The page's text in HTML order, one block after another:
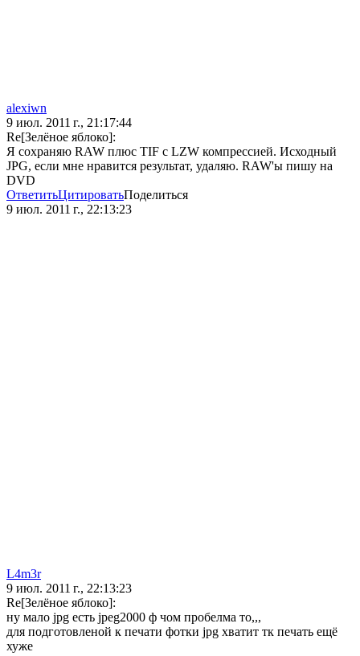
alexiwn
9 июл. 2011 г., 21:17:44
Re[Зелёное яблоко]:
Я сохраняю RAW плюс TIF c LZW компрессией. Исходный
JPG, если мне нравится результат, удаляю. RAW'ы пишу на
DVD
ОтветитьЦитироватьПоделиться
9 июл. 2011 г., 22:13:23
L4m3r
9 июл. 2011 г., 22:13:23
Re[Зелёное яблоко]:
ну мало jpg есть jpeg2000 ф чом пробелма то,,,
для подготовленой к печати фотки jpg хватит тк печать ещё
хуже